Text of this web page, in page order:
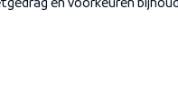
Privacybeleid